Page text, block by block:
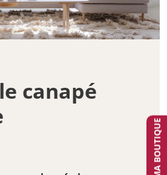
canapé